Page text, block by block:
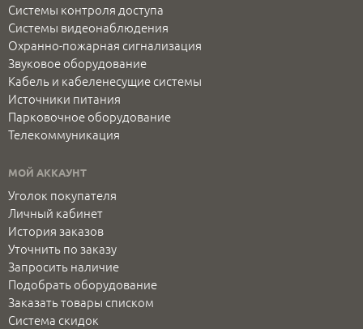
Системы контроля доступа
Системы видеонаблюдения
Охранно-пожарная сигнализация
Звуковое оборудование
Кабель и кабеленесущие системы
Источники питания
Парковочное оборудование
Телекоммуникация
МОЙ АККАУНТ
Уголок покупателя
Личный кабинет
История заказов
Уточнить по заказу
Запросить наличие
Подобрать оборудование
Заказать товары списком
Система скидок